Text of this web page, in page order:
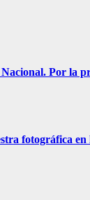
Por la
fotográfica